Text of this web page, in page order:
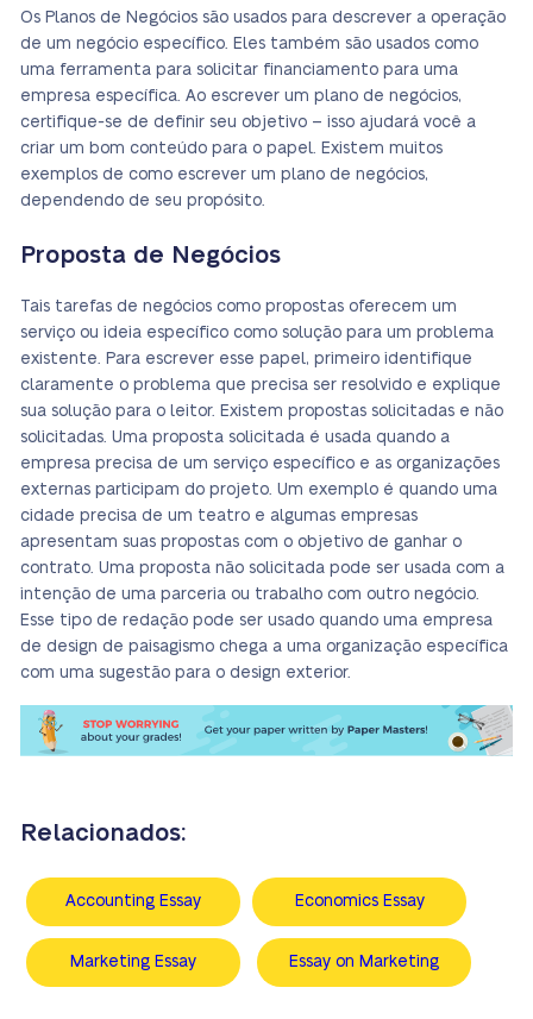
Os Planos de Negócios são usados para descrever a operação
de um negócio específico. Eles também são usados como
uma ferramenta para solicitar financiamento para uma
empresa específica. Ao escrever um plano de negócios,
certifique-se de definir seu objetivo – isso ajudará você a
criar um bom conteúdo para o papel. Existem muitos
exemplos de como escrever um plano de negócios,
dependendo de seu propósito.
Proposta de Negócios
Tais tarefas de negócios como propostas oferecem um
serviço ou ideia específico como solução para um problema
existente. Para escrever esse papel, primeiro identifique
claramente o problema que precisa ser resolvido e explique
sua solução para o leitor. Existem propostas solicitadas e não
solicitadas. Uma proposta solicitada é usada quando a
empresa precisa de um serviço específico e as organizações
externas participam do projeto. Um exemplo é quando uma
cidade precisa de um teatro e algumas empresas
apresentam suas propostas com o objetivo de ganhar o
contrato. Uma proposta não solicitada pode ser usada com a
intenção de uma parceria ou trabalho com outro negócio.
Esse tipo de redação pode ser usado quando uma empresa
de design de paisagismo chega a uma organização específica
com uma sugestão para o design exterior.
Relacionados:
Accounting Essay Economics Essay
Marketing Essay Essay on Marketing